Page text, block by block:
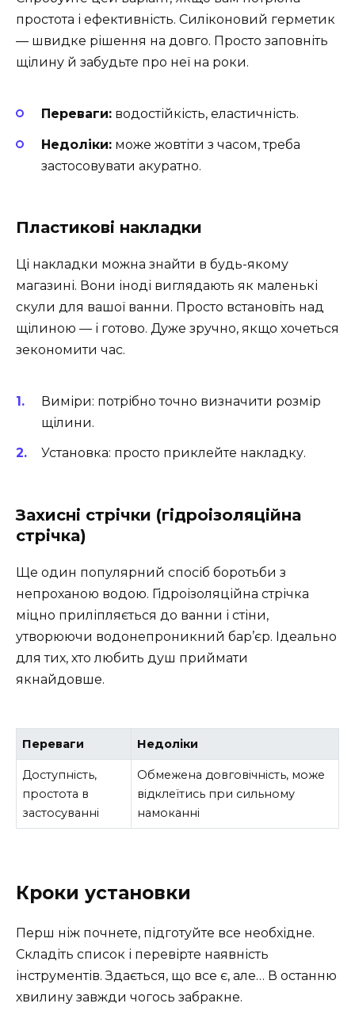
простота і ефективність. Силіконовий герметик
— швидке рішення на довго. Просто заповніть
щілину й забудьте про неї на роки.
Переваги: водостійкість, еластичність.
Недоліки: може жовтіти з часом, треба
застосовувати акуратно.
Пластикові накладки
Ці накладки можна знайти в будь-якому
магазині. Вони іноді виглядають як маленькі
скули для вашої ванни. Просто встановіть над
щілиною — і готово. Дуже зручно, якщо хочеться
зекономити час.
Виміри: потрібно точно визначити розмір
щілини.
Установка: просто приклейте накладку.
Захисні стрічки (гідроізоляційна
стрічка)
Ще один популярний спосіб боротьби з
непроханою водою. Гідроізоляційна стрічка
міцно приліпляється до ванни і стіни,
утворюючи водонепроникний бар’єр. Ідеально
для тих, хто любить душ приймати
якнайдовше.
Переваги Недоліки
Доступність,
простота в
застосуванні
Обмежена довговічність, може
відклеїтись при сильному
намоканні
Кроки установки
Перш ніж почнете, підготуйте все необхідне.
Складіть список і перевірте наявність
інструментів. Здається, що все є, але… В останню
хвилину завжди чогось забракне.